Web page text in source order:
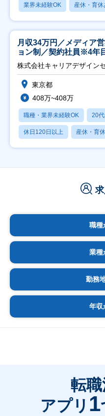
業界未経験OK 産休・育休
月収34万円／メディア
ョン制／契約社員※4年
株式会社キャリアデザイン
東京都
408万~408万
職種・業界未経験OK 20
休日120日以上 産休・育
職種
業種
勤務
年収
転
アプリ 1